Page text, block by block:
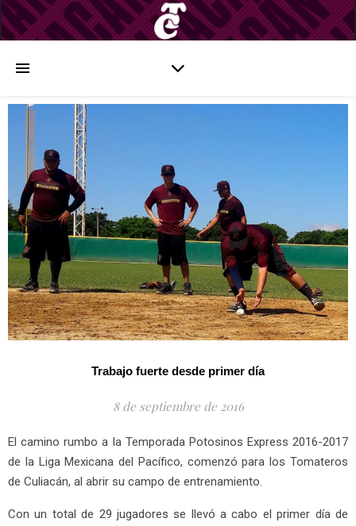
Trabajo fuerte desde primer día
8 de septiembre de 2016
El camino rumbo a la Temporada Potosinos Express 2016-2017
de la Liga Mexicana del Pacífico, comenzó para los Tomateros
de Culiacán, al abrir su campo de entrenamiento.
Con un total de 29 jugadores se llevó a cabo el primer día de